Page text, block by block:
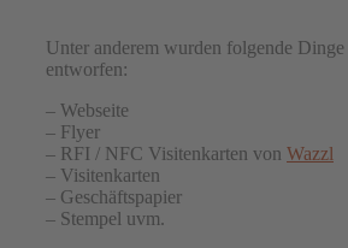
Unter anderem wurden folgende Dinge
entworfen:
– Webseite
– Flyer
– RFI / NFC Visitenkarten von Wazzl
– Visitenkarten
– Geschäftspapier
– Stempel uvm.